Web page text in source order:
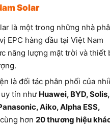
Solar
là một trong những nhà
EPC hàng đầu tại Việt Nam
năng lượng mặt trời và thiết
là đối tác phân phối của
tín như Huawei, BYD, Solis,
Aiko, Alpha ESS,
cùng hơn 20 thương hiệu